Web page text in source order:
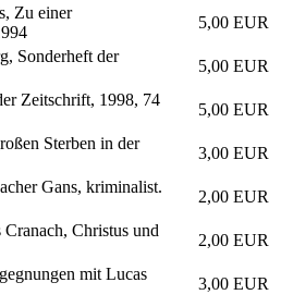
Zu einer
5,00 EUR
Sonderheft der
5,00 EUR
Zeitschrift, 1998, 74
5,00 EUR
Sterben in der
3,00 EUR
Gans, kriminalist.
2,00 EUR
Christus und
2,00 EUR
mit Lucas
3,00 EUR